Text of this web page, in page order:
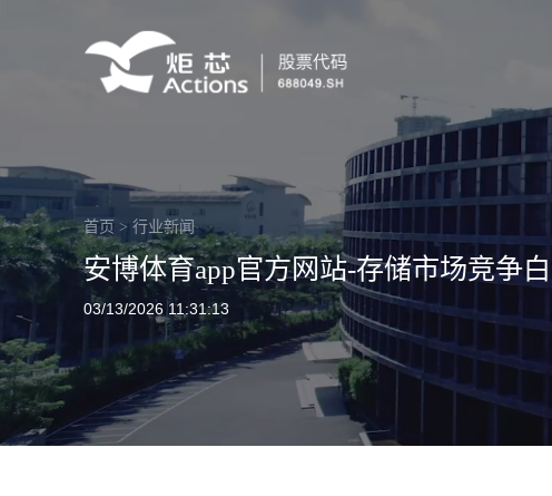
首页 > 行业新闻
安博体育app官方网站-存储市场竞争
03/13/2026 11:31:13